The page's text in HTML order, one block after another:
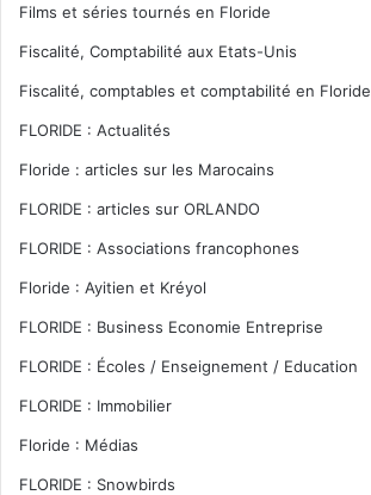
Films et séries tournés en Floride
Fiscalité, Comptabilité aux Etats-Unis
Fiscalité, comptables et comptabilité en Floride
FLORIDE : Actualités
Floride : articles sur les Marocains
FLORIDE : articles sur ORLANDO
FLORIDE : Associations francophones
Floride : Ayitien et Kréyol
FLORIDE : Business Economie Entreprise
FLORIDE : Écoles / Enseignement / Education
FLORIDE : Immobilier
Floride : Médias
FLORIDE : Snowbirds